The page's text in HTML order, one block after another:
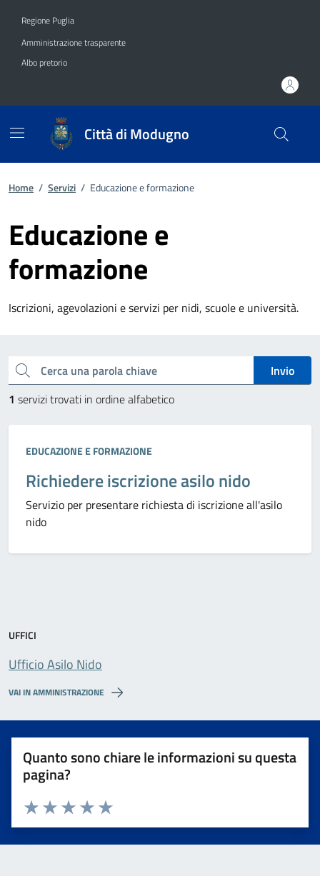
Regione Puglia
Amministrazione trasparente
Albo pretorio
Città di Modugno
Home / Servizi / Educazione e formazione
Educazione e
formazione
Iscrizioni, agevolazioni e servizi per nidi, scuole e università.
Cerca una parola chiave
Invio
1 servizi trovati in ordine alfabetico
Categoria:
EDUCAZIONE E FORMAZIONE
Richiedere iscrizione asilo nido
Servizio per presentare richiesta di iscrizione all'asilo
nido
UFFICI
Ufficio Asilo Nido
VAI IN AMMINISTRAZIONE
Quanto sono chiare le informazioni su questa
pagina?
Valuta da 1 a 5 stelle la pagina
Valuta 5 stelle su 5
Valuta 4 stelle su 5
Valuta 3 stelle su 5
Valuta 2 stelle su 5
Valuta 1 stelle su 5